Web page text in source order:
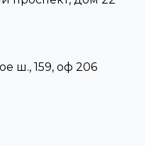
ш., 159, оф 206